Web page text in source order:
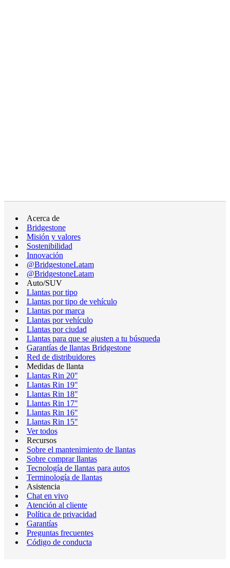
Acerca de
Bridgestone
Misión y valores
Sostenibilidad
Innovación
@BridgestoneLatam
@BridgestoneLatam
Auto/SUV
Llantas por tipo
Llantas por tipo de vehículo
Llantas por marca
Llantas por vehículo
Llantas por ciudad
Llantas para que se ajusten a tu búsqueda
Garantías de llantas Bridgestone
Red de distribuidores
Medidas de llanta
Llantas Rin 20"
Llantas Rin 19"
Llantas Rin 18"
Llantas Rin 17"
Llantas Rin 16"
Llantas Rin 15"
Ver todos
Recursos
Sobre el mantenimiento de llantas
Sobre comprar llantas
Tecnología de llantas para autos
Terminología de llantas
Asistencia
Chat en vivo
Atención al cliente
Política de privacidad
Garantías
Preguntas frecuentes
Código de conducta